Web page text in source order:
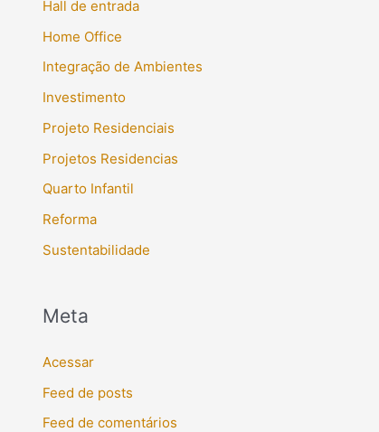
Hall de entrada
Home Office
Integração de Ambientes
Investimento
Projeto Residenciais
Projetos Residencias
Quarto Infantil
Reforma
Sustentabilidade
Meta
Acessar
Feed de posts
Feed de comentários